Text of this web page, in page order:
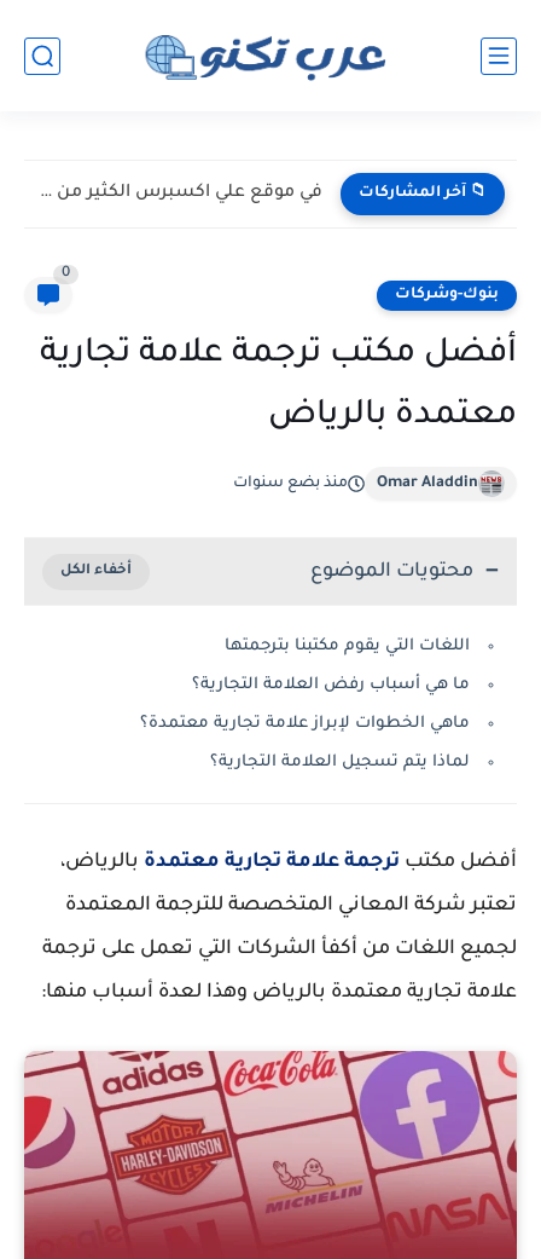
📁 آخر المشاركات في موقع علي اكسبرس الكثير من الخبايا
بنوك-وشركات
0
أفضل مكتب ترجمة علامة تجارية
معتمدة بالرياض
Omar Aladdin منذ بضع سنوات
محتويات الموضوع
اللغات التي يقوم مكتبنا بترجمتها
ما هي أسباب رفض العلامة التجارية؟
ماهي الخطوات لإبراز علامة تجارية معتمدة؟
لماذا يتم تسجيل العلامة التجارية؟
أفضل مكتب ترجمة علامة تجارية معتمدة بالرياض،
تعتبر شركة المعاني المتخصصة للترجمة المعتمدة
لجميع اللغات من أكفأ الشركات التي تعمل على ترجمة
علامة تجارية معتمدة بالرياض وهذا لعدة أسباب منها: